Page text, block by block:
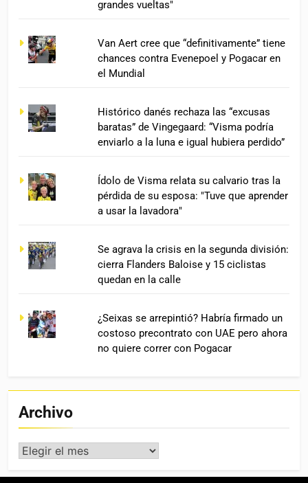
grandes vueltas"
Van Aert cree que “definitivamente” tiene
chances contra Evenepoel y Pogacar en
el Mundial
Histórico danés rechaza las “excusas
baratas” de Vingegaard: “Visma podría
enviarlo a la luna e igual hubiera perdido”
Ídolo de Visma relata su calvario tras la
pérdida de su esposa: "Tuve que aprender
a usar la lavadora"
Se agrava la crisis en la segunda división:
cierra Flanders Baloise y 15 ciclistas
quedan en la calle
¿Seixas se arrepintió? Habría firmado un
costoso precontrato con UAE pero ahora
no quiere correr con Pogacar
Archivo
Archivo